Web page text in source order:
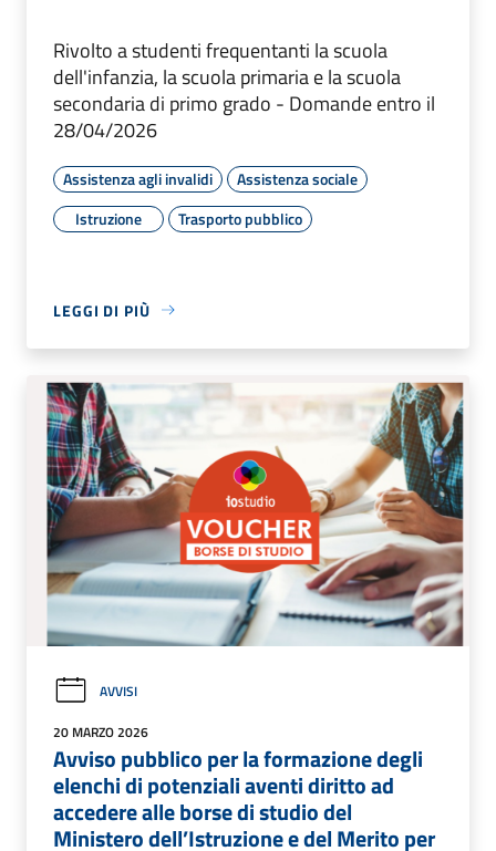
Rivolto a studenti frequentanti la scuola
dell'infanzia, la scuola primaria e la scuola
secondaria di primo grado - Domande entro il
28/04/2026
Assistenza agli invalidi
Assistenza sociale
Istruzione
Trasporto pubblico
LEGGI DI PIÙ
AVVISI
20 MARZO 2026
Avviso pubblico per la formazione degli
elenchi di potenziali aventi diritto ad
accedere alle borse di studio del
Ministero dell’Istruzione e del Merito per